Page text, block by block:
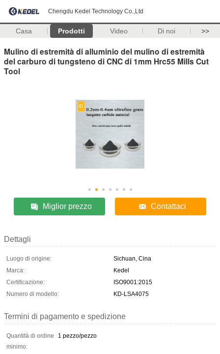
Chengdu Kedel Technology Co.,Ltd
Casa Prodotti Video Di noi >>
Mulino di estremità di alluminio del mulino di estremità
del carburo di tungsteno di CNC di 1mm Hrc55 Mills Cut
Tool
Miglior prezzo Contattaci
Dettagli
Luogo di origine:
Sichuan, Cina
Marca:
Kedel
Certificazione:
ISO9001:2015
Numero di modello:
KD-LSA4075
Termini di pagamento e spedizione
Quantità di ordine
minimo:
1 pezzo/pezzo